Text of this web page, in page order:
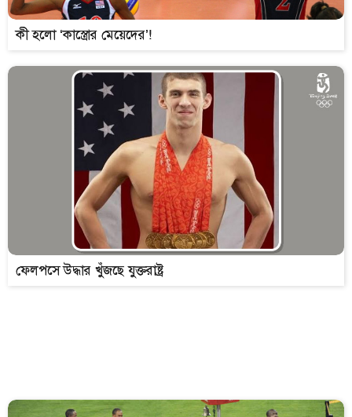
কী হলো ‘কাস্ত্রোর মেয়েদের’!
ফেলপসে উদ্ধার খুঁজছে যুক্তরাষ্ট্র